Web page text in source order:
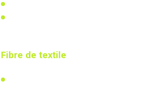
Fibre de textile